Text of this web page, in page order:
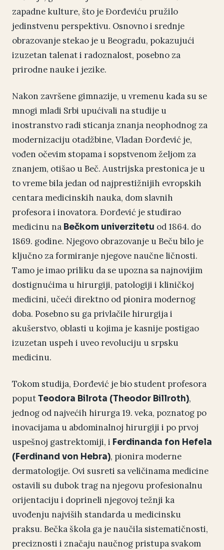
zapadne kulture, što je Đorđeviću pružilo
jedinstvenu perspektivu. Osnovno i srednje
obrazovanje stekao je u Beogradu, pokazujući
izuzetan talenat i radoznalost, posebno za
prirodne nauke i jezike.
Nakon završene gimnazije, u vremenu kada su se
mnogi mladi Srbi upućivali na studije u
inostranstvo radi sticanja znanja neophodnog za
modernizaciju otadžbine, Vladan Đorđević je,
vođen očevim stopama i sopstvenom željom za
znanjem, otišao u Beč. Austrijska prestonica je u
to vreme bila jedan od najprestižnijih evropskih
centara medicinskih nauka, dom slavnih
profesora i inovatora. Đorđević je studirao
medicinu na Bečkom univerzitetu od 1864. do
1869. godine. Njegovo obrazovanje u Beču bilo je
ključno za formiranje njegove naučne ličnosti.
Tamo je imao priliku da se upozna sa najnovijim
dostignućima u hirurgiji, patologiji i kliničkoj
medicini, učeći direktno od pionira modernog
doba. Posebno su ga privlačile hirurgija i
akušerstvo, oblasti u kojima je kasnije postigao
izuzetan uspeh i uveo revoluciju u srpsku
medicinu.
Tokom studija, Đorđević je bio student profesora
poputTeodora Bilrota (Theodor Billroth),
jednog od najvećih hirurga 19. veka, poznatog po
inovacijama u abdominalnoj hirurgiji i po prvoj
uspešnoj gastrektomiji, i Ferdinanda fon Hefela
(Ferdinand von Hebra), pionira moderne
dermatologije. Ovi susreti sa veličinama medicine
ostavili su dubok trag na njegovu profesionalnu
orijentaciju i doprineli njegovoj težnji ka
uvođenju najviših standarda u medicinsku
praksu. Bečka škola ga je naučila sistematičnosti,
preciznosti i značaju naučnog pristupa svakom